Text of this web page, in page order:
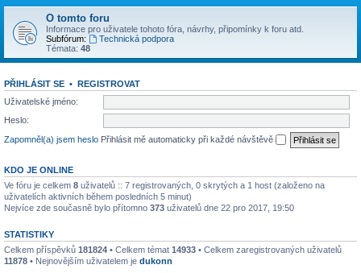
O tomto foru
Informace pro uživatele tohoto fóra, návrhy, připomínky k foru atd.
Subfórum:
Technická podpora
Témata: 48
PŘIHLÁSIT SE • REGISTROVAT
Uživatelské jméno:
Heslo:
Zapomněl(a) jsem heslo Přihlásit mě automaticky při každé návštěvě
KDO JE ONLINE
Ve fóru je celkem 8 uživatelů :: 7 registrovaných, 0 skrytých a 1 host (založeno na
uživatelích aktivních během posledních 5 minut)
Nejvíce zde současně bylo přítomno 373 uživatelů dne 22 pro 2017, 19:50
STATISTIKY
Celkem příspěvků 181824 • Celkem témat 14933 • Celkem zaregistrovaných uživatelů
11878 • Nejnovějším uživatelem je dukonn